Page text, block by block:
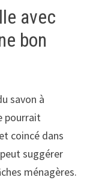
avec
bon
savon à
pourrait
coincé dans
suggérer
ménagères.